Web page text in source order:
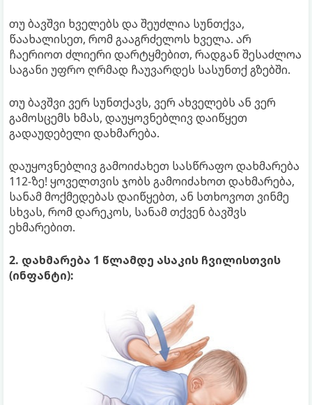
თუ ბავშვი ხველებს და შეუძლია სუნთქვა,
წაახალისეთ, რომ გააგრძელოს ხველა. არ
ჩაერიოთ ძლიერი დარტყმებით, რადგან შესაძლოა
საგანი უფრო ღრმად ჩაუვარდეს სასუნთქ გზებში.
თუ ბავშვი ვერ სუნთქავს, ვერ ახველებს ან ვერ
გამოსცემს ხმას, დაუყოვნებლივ დაიწყეთ
გადაუდებელი დახმარება.
დაუყოვნებლივ გამოიძახეთ სასწრაფო დახმარება
112-ზე! ყოველთვის ჯობს გამოიძახოთ დახმარება,
სანამ მოქმედებას დაიწყებთ, ან სთხოვოთ ვინმე
სხვას, რომ დარეკოს, სანამ თქვენ ბავშვს
ეხმარებით.
2. დახმარება 1 წლამდე ასაკის ჩვილისთვის
(ინფანტი):